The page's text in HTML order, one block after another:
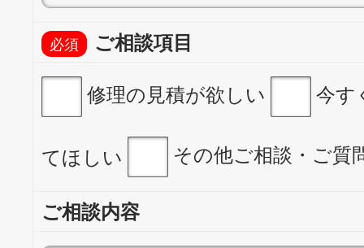
ご相談項目
修理の見積が欲しい
今す
てほしい その他ご相談・ご質
ご相談内容